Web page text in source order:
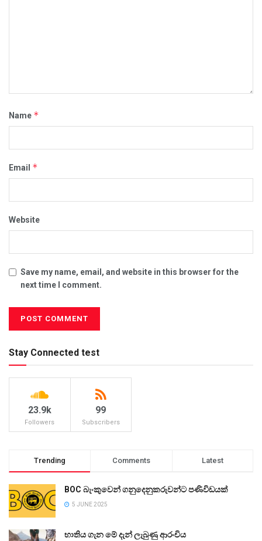
Name *
Email *
Website
Save my name, email, and website in this browser for the
next time I comment.
Stay Connected test
23.9k
Followers
99
Subscribers
Trending Comments Latest
BOC බැංකුවෙන් ගනුදෙනුකරුවන්ට පණිවිඩයක්
5 JUNE 2025
භාතිය ගැන මේ දැන් ලැබුණු ආරංචිය